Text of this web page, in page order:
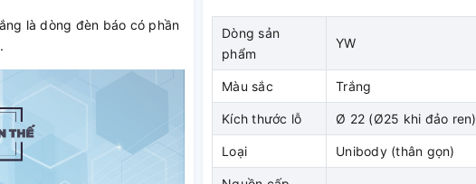
là dòng đèn báo có phần
Dòng sản
phẩm
YW
Màu sắc Trắng
Kích thước lỗ Ø 22 (Ø25 khi đảo ren)
Loại Unibody (thân gọn)